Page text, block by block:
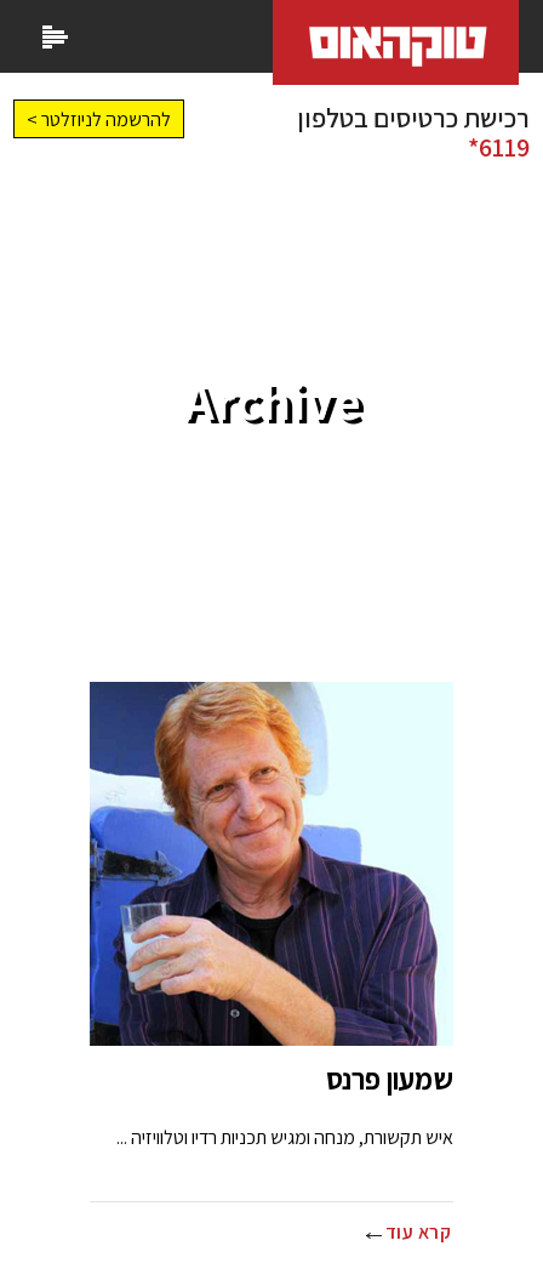
רכישת כרטיסים בטלפון
6119*
להרשמה לניוזלטר >
Archive
שמעון פרנס
איש תקשורת, מנחה ומגיש תכניות רדיו וטלוויזיה ...
קרא עוד